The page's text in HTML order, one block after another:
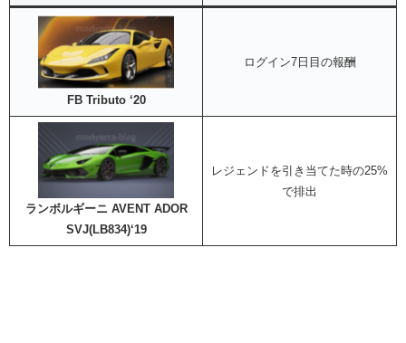
FB Tributo ‘20
ログイン7日目の報酬
ランボルギーニ AVENT ADOR
SVJ(LB834)‘19
レジェンドを引き当てた時の25%
で排出